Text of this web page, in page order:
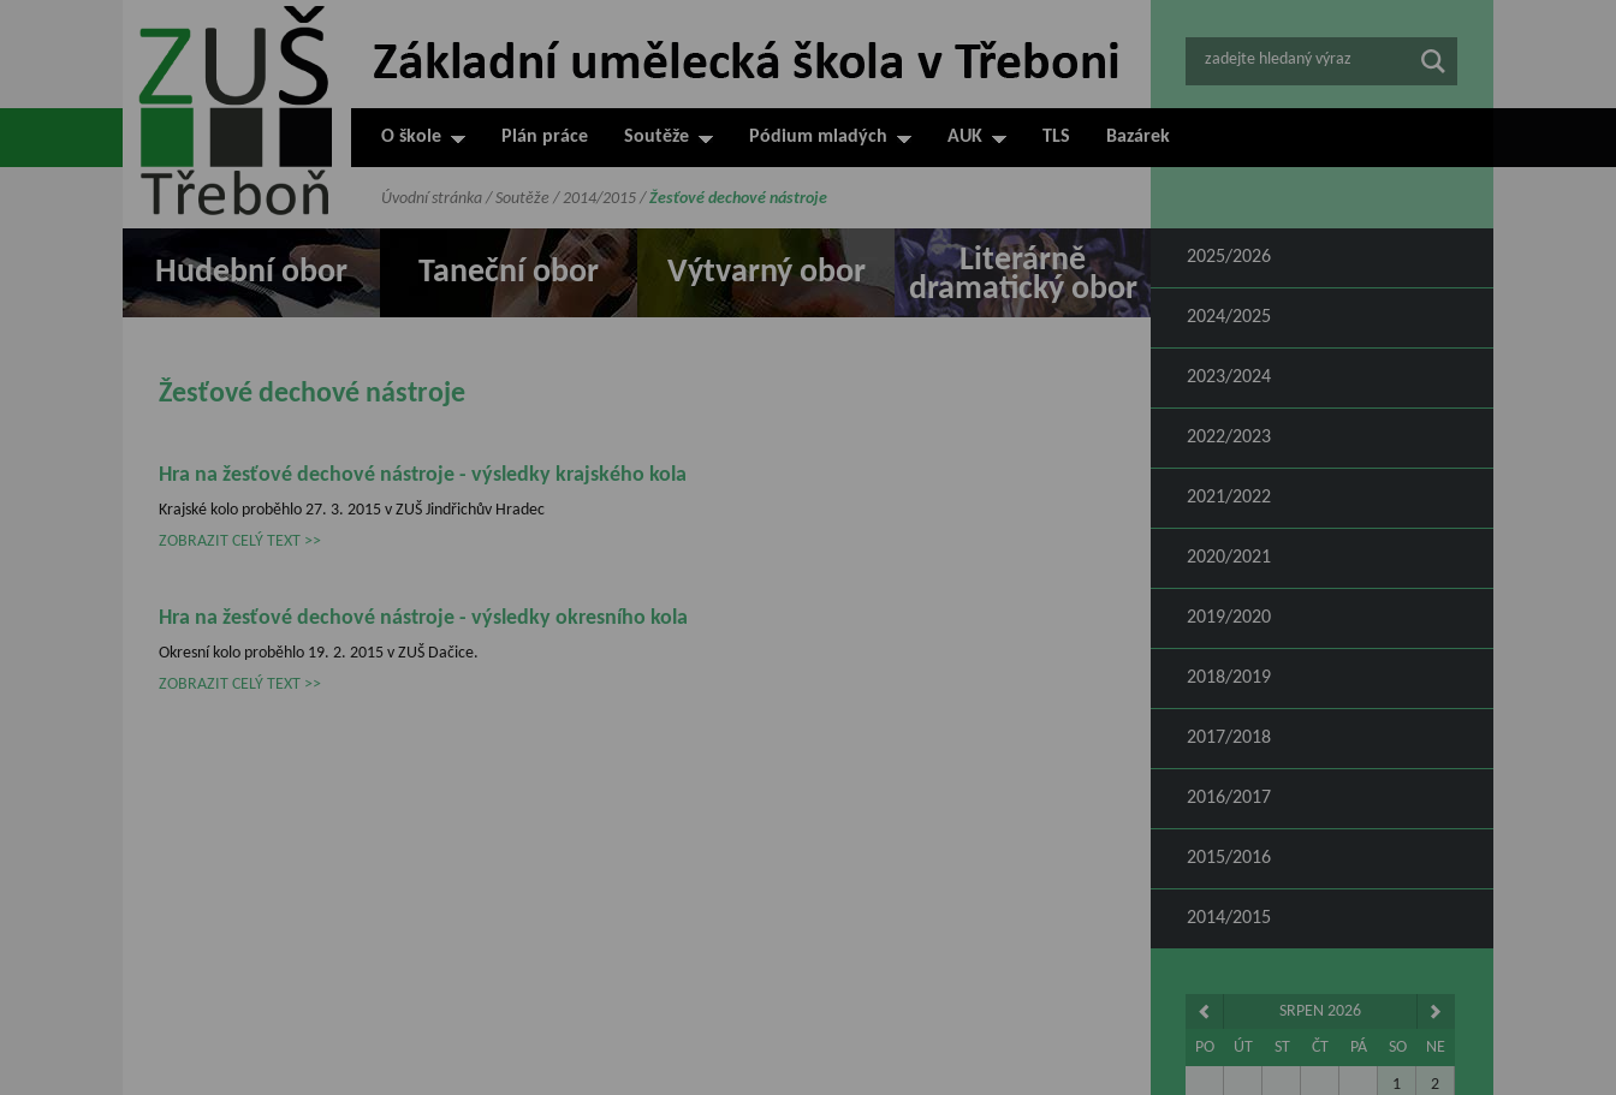
ZUŠ Třeboň -
Základní
umělecká škola
zadejte hledaný výraz
O škole Plán práce Soutěže Pódium mladých AUK TLS Bazárek
Hudební obor Taneční obor Výtvarný obor
Literárně
dramatický obor
Úvodní stránka / Soutěže / 2014/2015 / Žesťové dechové nástroje
Žesťové dechové nástroje
Hra na žesťové dechové nástroje - výsledky krajského kola
Krajské kolo proběhlo 27. 3. 2015 v ZUŠ Jindřichův Hradec
ZOBRAZIT CELÝ TEXT
Hra na žesťové dechové nástroje - výsledky okresního kola
Okresní kolo proběhlo 19. 2. 2015 v ZUŠ Dačice.
ZOBRAZIT CELÝ TEXT
2025/2026
2024/2025
2023/2024
2022/2023
2021/2022
2020/2021
2019/2020
2018/2019
2017/2018
2016/2017
2015/2016
2014/2015
SRPEN 2026
PO
ÚT ST ČT PÁ SO NE
1 2